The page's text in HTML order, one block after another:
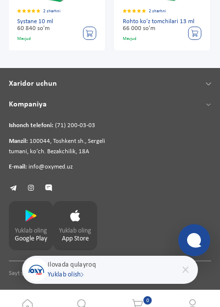
2 sharhni
Systane 10 ml
60 840 so'm
Mavjud
2 sharhni
Rohto ko'z tomchilari 13 ml
66 000 so'm
Mavjud
Ilovada qulayroq
Yuklab olish
Ishonch telefoni: (71) 200-03-03
Manzil: 100044, Toshkent sh., Sergeli
tumani, koʻch. Bezakchilik, 18A
E-mail: info@oxymed.uz
Xaridor uchun
Kompaniya
Yuklab oling
Google Play
Yuklab oling
App Store
Sayt yaratuvchipharmit.uz
0